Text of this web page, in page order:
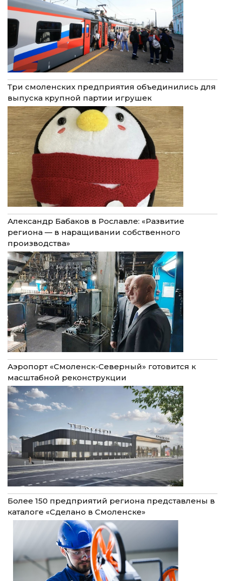
Три смоленских предприятия объединились для
выпуска крупной партии игрушек
Александр Бабаков в Рославле: «Развитие
региона — в наращивании собственного
производства»
Аэропорт «Смоленск-Северный» готовится к
масштабной реконструкции
Более 150 предприятий региона представлены в
каталоге «Сделано в Смоленске»